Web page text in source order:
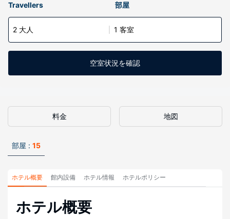
Travellers 部屋
2 大人 1 客室
空室状況を確認
料金 地図
部屋 : 15
ホテル概要 館内設備 ホテル情報 ホテルポリシー
ホテル概要